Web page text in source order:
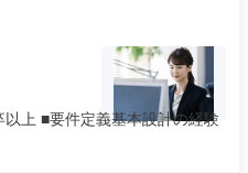
上 ■要件定義基本設計の経験